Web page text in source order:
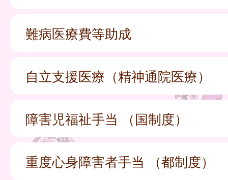
難病医療費等助成
自立支援医療（精神通院医療）
障害児福祉手当 （国制度）
重度心身障害者手当 （都制度）